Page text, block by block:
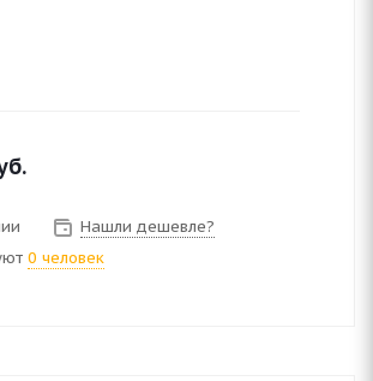
Нашли дешевле?
0 человек